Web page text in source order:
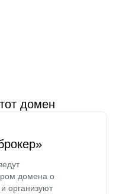
домен
домена о
организуют